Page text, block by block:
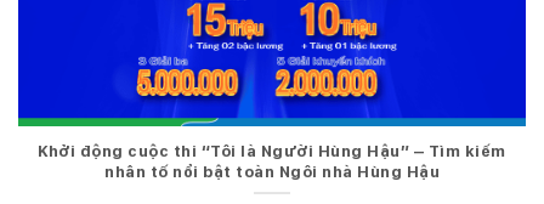
Khởi động cuộc thi “Tôi là Người Hùng Hậu” – Tìm kiếm
nhân tố nổi bật toàn Ngôi nhà Hùng Hậu